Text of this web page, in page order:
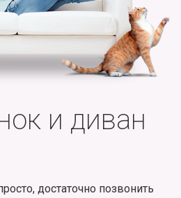
и диван
достаточно позвонить